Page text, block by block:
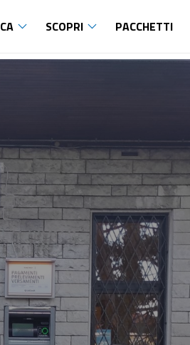
SCOPRI PACCHETTI